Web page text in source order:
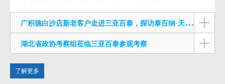
广积德白沙店新老客户走进三亚百泰，探访泰百纳·天门冬氨酸钙生产基地
湖北省政协考察组莅临三亚百泰参观考察
了解更多